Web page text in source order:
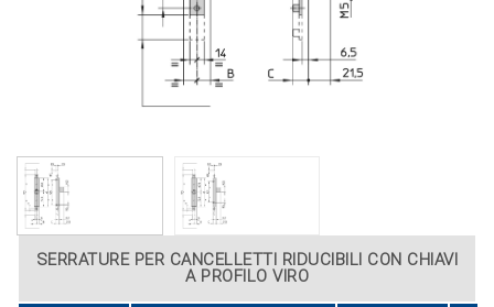
SERRATURE PER CANCELLETTI RIDUCIBILI CON CHIAVI
A PROFILO VIRO